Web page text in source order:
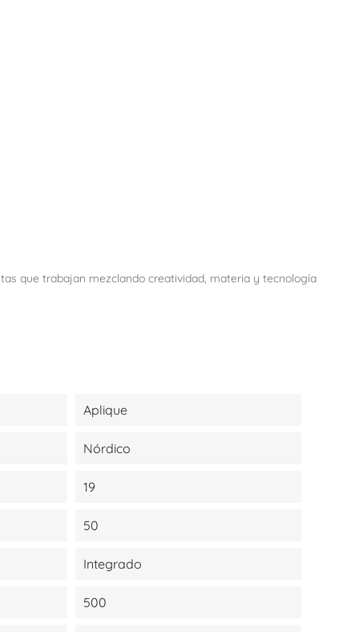
que trabajan mezclando creatividad, materia y tecnología
Aplique
Nórdico
19
50
Integrado
500